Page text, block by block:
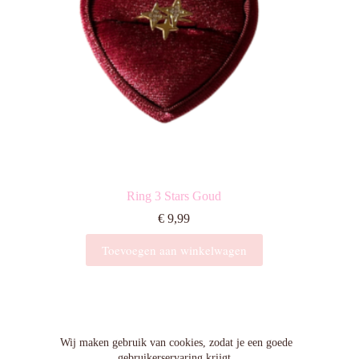
Wij maken gebruik van cookies, zodat je een goede
productpagina
Ring 3 Stars Goud
€ 9,99
Toevoegen aan winkelwagen
Algemene voorwaarden